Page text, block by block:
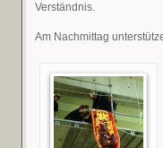
Verständnis.
Am Nachmittag